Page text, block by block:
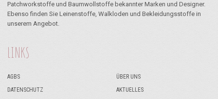
Patchworkstoffe und Baumwollstoffe bekannter Marken und Designer.
Ebenso finden Sie Leinenstoffe, Walkloden und Bekleidungsstoffe in
unserem Angebot.
LINKS
AGBS
DATENSCHUTZ
ÜBER UNS
AKTUELLES